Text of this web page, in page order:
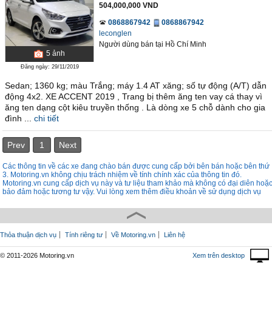
5 ảnh
Đăng ngày: 29/11/2019
504,000,000 VND
0868867942
0868867942
leconglen
Người dùng bán tại Hồ Chí Minh
Sedan; 1360 kg; màu Trắng; máy 1.4 AT xăng; số tự động (A/T) dẫn
động 4x2. XE ACCENT 2019 , Trang bị thêm ăng ten vay cá thay vì
ăng ten dạng cột kiêu truyền thống . Là dòng xe 5 chỗ dành cho gia
đình ...
chi tiết
Prev 1 Next
Các thông tin về các xe đang chào bán được cung cấp bởi bên bán hoặc bên thứ
3. Motoring.vn không chịu trách nhiệm về tính chính xác của thông tin đó.
Motoring.vn cung cấp dịch vụ này và tư liệu tham khảo mà không có đại diên hoặc
bảo đảm hoặc tương tư vậy. Vui lòng xem thêm điều khoản về sử dụng dịch vụ
Thỏa thuận dịch vụ Tính riêng tư Về Motoring.vn Liên hệ
© 2011-2026 Motoring.vn Xem trên desktop